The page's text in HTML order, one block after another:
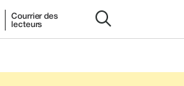
Courrier des
lecteurs